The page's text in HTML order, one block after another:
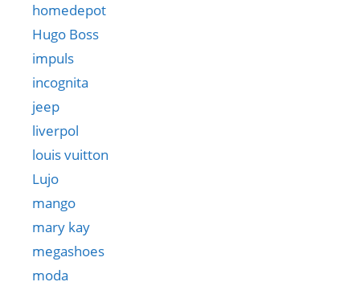
homedepot
Hugo Boss
impuls
incognita
jeep
liverpol
louis vuitton
Lujo
mango
mary kay
megashoes
moda